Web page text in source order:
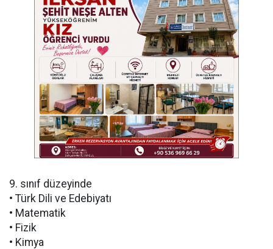
9. sınıf düzeyinde
• Türk Dili ve Edebiyatı
• Matematik
• Fizik
• Kimya